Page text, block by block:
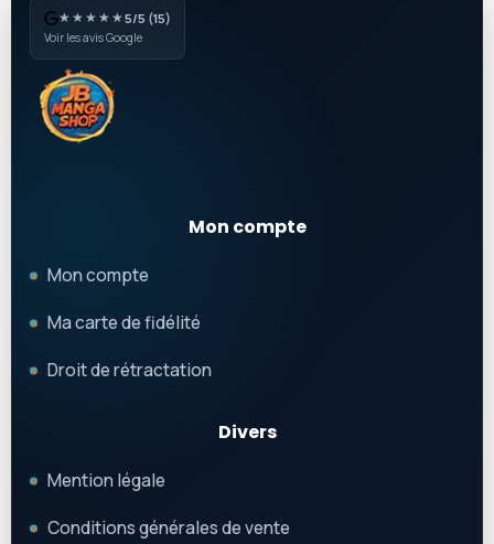
★★★★★5/5 (15)
Voir les avis Google
Mon compte
Mon compte
Ma carte de fidélité
Droit de rétractation
Divers
Mention légale
Conditions générales de vente